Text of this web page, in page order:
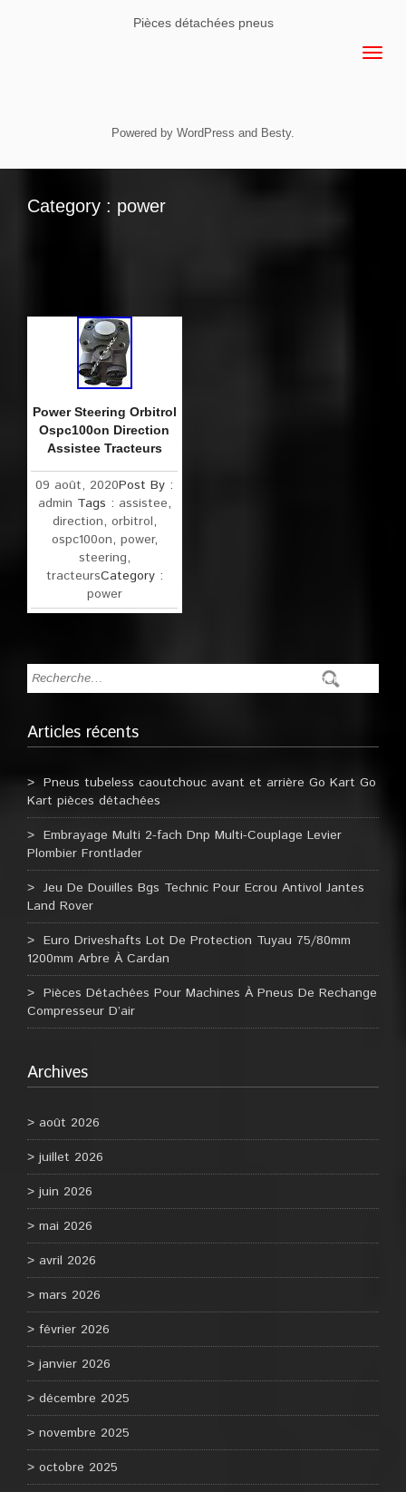
Pièces détachées pneus
Powered by WordPress and Besty.
Category : power
Power Steering Orbitrol
Ospc100on Direction
Assistee Tracteurs
09 août, 2020Post By :
admin Tags : assistee,
direction, orbitrol,
ospc100on, power,
steering,
tracteursCategory :
power
Articles récents
Pneus tubeless caoutchouc avant et arrière Go Kart Go
Kart pièces détachées
Embrayage Multi 2-fach Dnp Multi-Couplage Levier
Plombier Frontlader
Jeu De Douilles Bgs Technic Pour Ecrou Antivol Jantes
Land Rover
Euro Driveshafts Lot De Protection Tuyau 75/80mm
1200mm Arbre À Cardan
Pièces Détachées Pour Machines À Pneus De Rechange
Compresseur D’air
Archives
août 2026
juillet 2026
juin 2026
mai 2026
avril 2026
mars 2026
février 2026
janvier 2026
décembre 2025
novembre 2025
octobre 2025